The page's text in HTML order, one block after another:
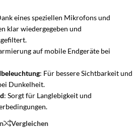
eines speziellen Mikrofons und
klar wiedergegeben und
auf mobile Endgeräte bei
: Für bessere Sichtbarkeit und
Dunkelheit.
: Sorgt für Langlebigkeit und
Vergleichen